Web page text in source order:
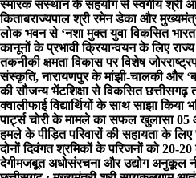
स्मारक संस्थान के सहयोग से स्वर्गीय श्री
किताबराज्यपाल श्री रमेन डेका और
लोक भवन से ‘नशा मुक्त युवा विकसित
कानूनों के प्रभावी क्रियान्वयन के लिए
तकनीकी क्षमता विकास पर विशेष जोर
संस्कृति, नारायणपुर के मांझी-चालकी और
की सौजन्य भेंटशिक्षा से विकसित
क्वालीफाई विद्यार्थियों के साथ साझा किया
पार्ट्स चोरी के मामले का सफल खुलासा 05
हमले के पीड़ित परिवारों की सहायता के
दोनों दिवंगत श्रमिकों के परिजनों को 20-
देगीमजबूत अधोसंरचना और उद्योग अनुकूल